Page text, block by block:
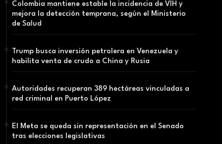
Colombia mantiene estable la incidencia de VIH y
mejora la detección temprana, según el Ministerio
de Salud
Trump busca inversión petrolera en Venezuela y
habilita venta de crudo a China y Rusia
Autoridades recuperan 389 hectáreas vinculadas a
red criminal en Puerto López
El Meta se queda sin representación en el Senado
tras elecciones legislativas